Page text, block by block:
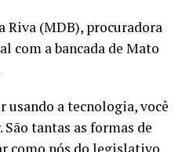
Riva (MDB), procuradora
com a bancada de Mato
usando a tecnologia, você
tantas as formas de